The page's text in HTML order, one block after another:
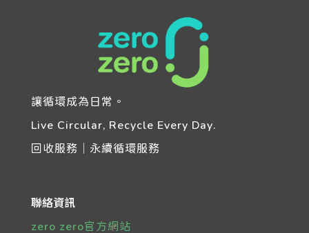
讓循環成為日常。
Live Circular, Recycle Every Day.
回收服務｜永續循環服務
聯絡資訊
zero zero官方網站